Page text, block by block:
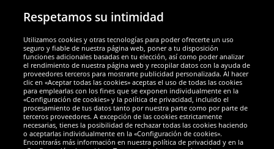
Socios y seguridad
Galardones
Respetamos su intimidad
Utilizamos cookies y otras tecnologías para poder ofrecerte un uso
seguro y fiable de nuestra página web, poner a tu disposición
funciones adicionales basadas en tu elección, así como poder analizar
el rendimiento de nuestra página web y recopilar datos con la ayuda de
proveedores terceros para mostrarte publicidad personalizada. Al hacer
clic en «Aceptar todas las cookies» aceptas el uso de todas las cookies
para emplearlas con los fines que se exponen individualmente en la
«Configuración de cookies» y la política de privacidad, incluido el
procesamiento de tus datos tanto por nuestra parte como por parte de
terceros proveedores. A excepción de las cookies estrictamente
necesarias, tienes la posibilidad de rechazar todas las cookies haciendo
o aceptarlas individualmente en la «Configuración de cookies».
Encontrarás más información en nuestra política de privacidad y en la